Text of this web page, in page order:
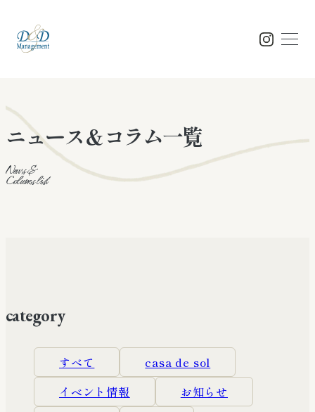
Top トップ
Workation
Facility & reserve 施設紹介・ご予約
ニュース＆コラム一覧
News &
Colums list
category
すべて
casa de sol
イベント情報
お知らせ